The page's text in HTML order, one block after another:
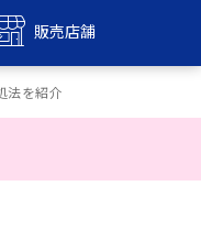
販売店舗
mobile
舗
舗
法を紹介